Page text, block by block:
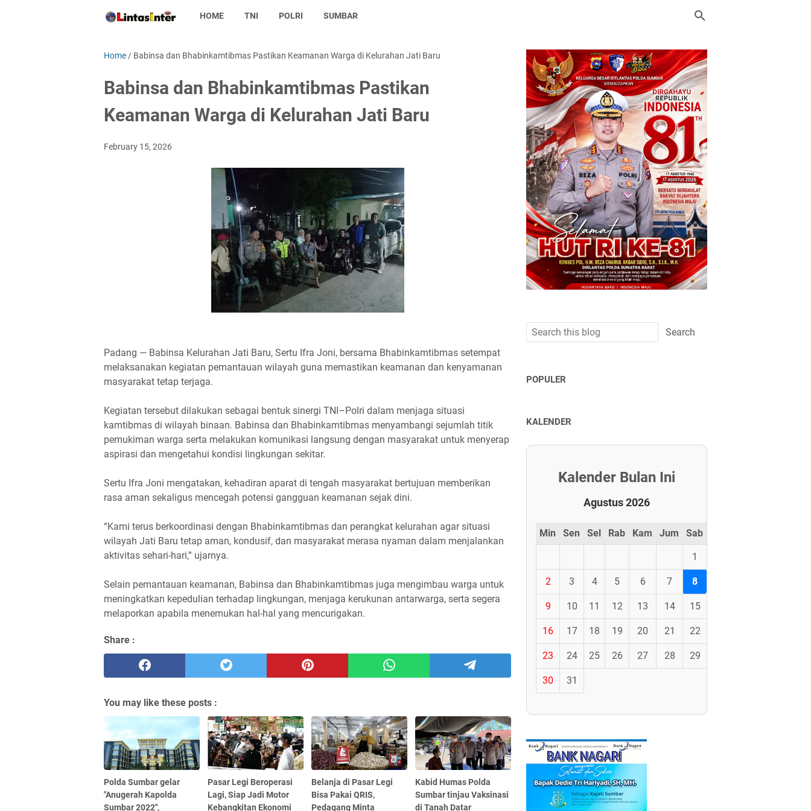
HOME TNI POLRI SUMBAR
Home / Babinsa dan Bhabinkamtibmas Pastikan Keamanan Warga di Kelurahan Jati Baru
Babinsa dan Bhabinkamtibmas Pastikan
Keamanan Warga di Kelurahan Jati Baru
February 15, 2026
Padang — Babinsa Kelurahan Jati Baru, Sertu Ifra Joni, bersama Bhabinkamtibmas setempat
melaksanakan kegiatan pemantauan wilayah guna memastikan keamanan dan kenyamanan
masyarakat tetap terjaga.
Kegiatan tersebut dilakukan sebagai bentuk sinergi TNI–Polri dalam menjaga situasi
kamtibmas di wilayah binaan. Babinsa dan Bhabinkamtibmas menyambangi sejumlah titik
pemukiman warga serta melakukan komunikasi langsung dengan masyarakat untuk menyerap
aspirasi dan mengetahui kondisi lingkungan sekitar.
Sertu Ifra Joni mengatakan, kehadiran aparat di tengah masyarakat bertujuan memberikan
rasa aman sekaligus mencegah potensi gangguan keamanan sejak dini.
“Kami terus berkoordinasi dengan Bhabinkamtibmas dan perangkat kelurahan agar situasi
wilayah Jati Baru tetap aman, kondusif, dan masyarakat merasa nyaman dalam menjalankan
aktivitas sehari-hari,” ujarnya.
Selain pemantauan keamanan, Babinsa dan Bhabinkamtibmas juga mengimbau warga untuk
meningkatkan kepedulian terhadap lingkungan, menjaga kerukunan antarwarga, serta segera
melaporkan apabila menemukan hal-hal yang mencurigakan.
Share :
You may like these posts :
Polda Sumbar gelar
"Anugerah Kapolda
Sumbar 2022",
Pasar Legi Beroperasi
Lagi, Siap Jadi Motor
Kebangkitan Ekonomi
Belanja di Pasar Legi
Bisa Pakai QRIS,
Pedagang Minta
Kabid Humas Polda
Sumbar tinjau Vaksinasi
di Tanah Datar
POPULER
KALENDER
Kalender Bulan Ini
Agustus 2026
Min Sen Sel Rab Kam Jum Sab
1
2 3 4 5 6 7 8
9 10 11 12 13 14 15
16 17 18 19 20 21 22
23 24 25 26 27 28 29
30 31